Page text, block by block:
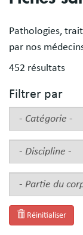
Pathologies,
par nos
452 résultats
Filtrer par
Réinitialiser